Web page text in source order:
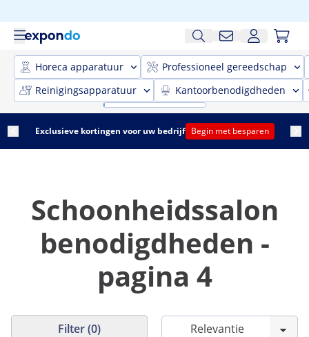
Horeca apparatuur
Professioneel gereedschap
Reinigingsapparatuur
Kantoorbenodigdheden
Exclusieve kortingen voor uw bedrijf Begin met besparen
Schoonheidssalon
benodigdheden -
pagina 4
Filter (0)